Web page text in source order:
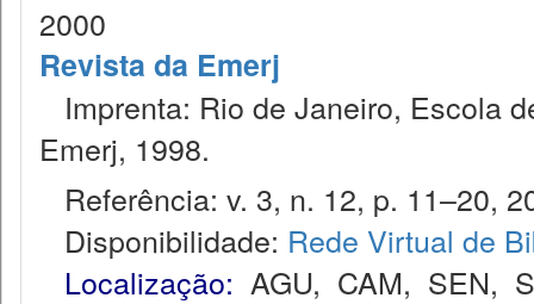
2000
Revista da Emerj
Imprenta: Rio de Janeiro, Escola
Emerj, 1998.
Referência: v. 3, n. 12, p. 11–20,
Disponibilidade: Rede Virtual de
Localização: AGU, CAM, SEN,